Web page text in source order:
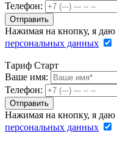
Телефон:
Нажимая на кнопку, я даю
персональных данных
Тариф Старт
Ваше имя:
Телефон:
Нажимая на кнопку, я даю
персональных данных